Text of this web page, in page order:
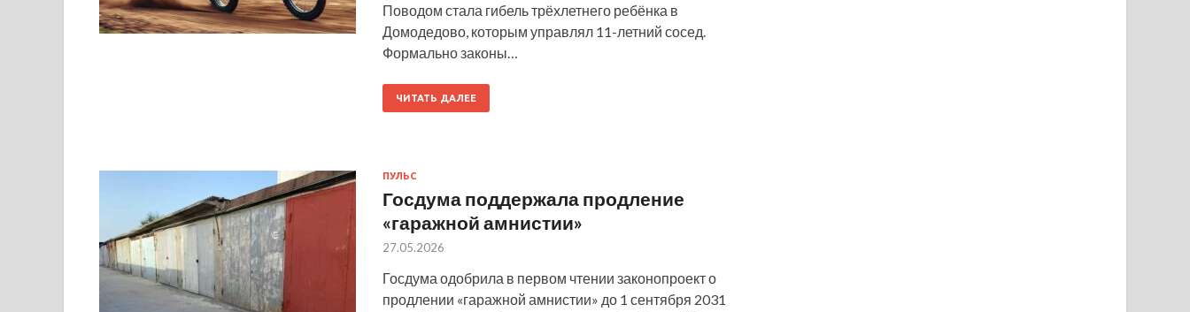
Поводом стала гибель трёхлетнего ребёнка в
Домодедово, которым управлял 11-летний сосед.
Формально законы…
ЧИТАТЬ ДАЛЕЕ
ПУЛЬС
Госдума поддержала продление
«гаражной амнистии»
27.05.2026
Госдума одобрила в первом чтении законопроект о
продлении «гаражной амнистии» до 1 сентября 2031